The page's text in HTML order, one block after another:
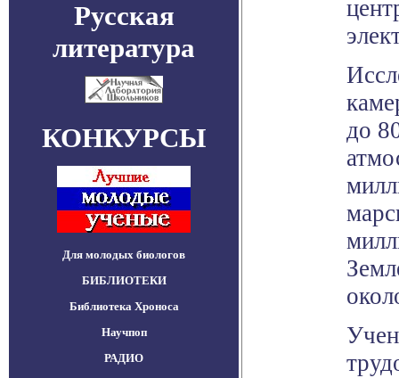
Русская
литература
КОНКУРСЫ
Для молодых биологов
БИБЛИОТЕКИ
Библиотека Хроноса
Научпоп
РАДИО
до